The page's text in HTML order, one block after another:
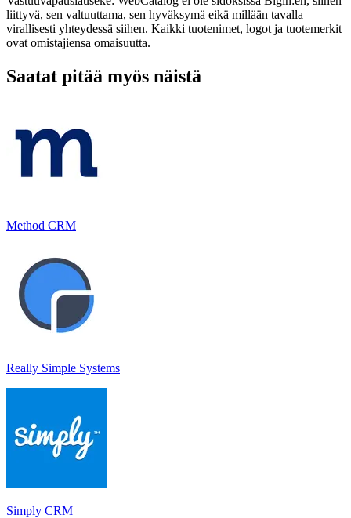
liittyvä, sen valtuuttama, sen hyväksymä eikä millään tavalla
virallisesti yhteydessä siihen. Kaikki tuotenimet, logot ja tuotemerkit
ovat omistajiensa omaisuutta.
Saatat pitää myös näistä
Method CRM
Really Simple Systems
Simply CRM